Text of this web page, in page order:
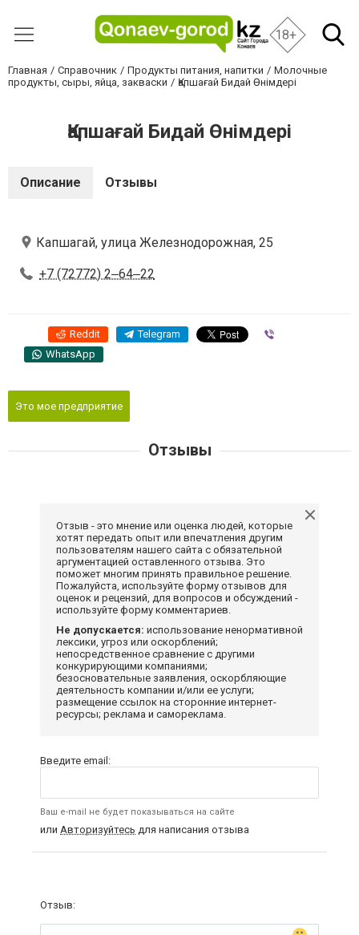
18+
Главная Справочник Продукты питания, напитки
Молочные
продукты, сыры, яйца, закваски
Қапшағай Бидай Өнімдері
Қапшағай Бидай Өнімдері
Описание Отзывы
Капшагай, улица Железнодорожная, 25
+7 (72772) 2‒64‒22
Reddit Telegram
WhatsApp
Это мое предприятие
Отзывы
Отзыв - это мнение или оценка людей, которые
хотят передать опыт или впечатления другим
пользователям нашего сайта с обязательной
аргументацией оставленного отзыва. Это
поможет многим принять правильное решение.
Пожалуйста, используйте форму отзывов для
оценок и рецензий, для вопросов и обсуждений -
используйте форму комментариев.
Не допускается: использование ненормативной
лексики, угроз или оскорблений;
непосредственное сравнение с другими
конкурирующими компаниями;
безосновательные заявления, оскорбляющие
деятельность компании и/или ее услуги;
размещение ссылок на сторонние интернет-
ресурсы; реклама и самореклама.
Введите email:
Ваш e-mail не будет показываться на сайте
или Авторизуйтесь для написания отзыва
Отзыв: